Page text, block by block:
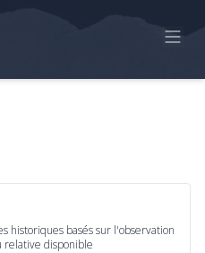
historiques basés sur l'observation
relative disponible